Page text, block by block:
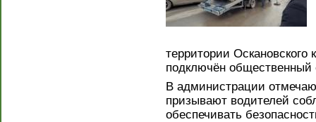
территории Оскановского
подключён общественный
В администрации
призывают водителей
обеспечивать